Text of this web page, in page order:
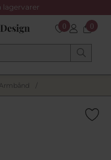
lagervarer
0 0
Armbånd